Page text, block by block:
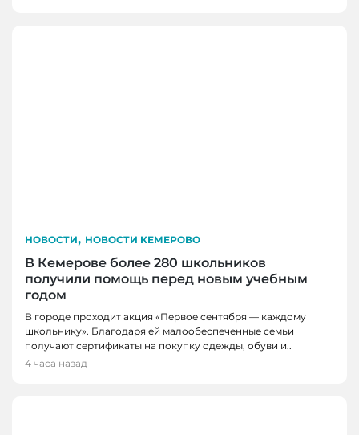
НОВОСТИ, НОВОСТИ КЕМЕРОВО
В Кемерове более 280 школьников
получили помощь перед новым учебным
годом
В городе проходит акция «Первое сентября — каждому
школьнику». Благодаря ей малообеспеченные семьи
получают сертификаты на покупку одежды, обуви и..
4 часа назад